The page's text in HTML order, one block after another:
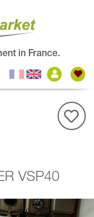
in France.
VSP40